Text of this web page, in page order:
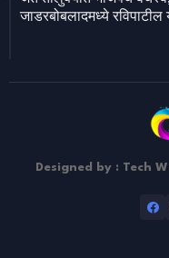
जाडरबोबलादमध्ये रविपाटील
Designed by : Tech